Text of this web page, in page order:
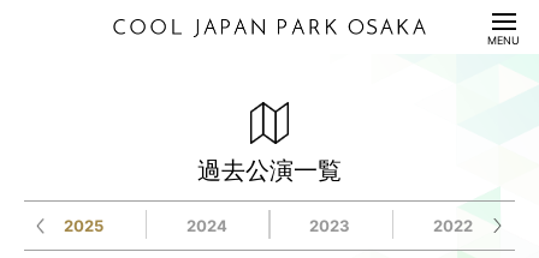
MENU
HOME
配信セット STREAMING
過去公演一覧
2025 2024 2023 2022
森ノ宮よしもと漫才劇場【2025年10月公演】
公式ホームページをご覧ください
お問い合わせは
ガクテンソク×Dr.ハインリッヒ×金属バット スリー
マンライブ「ガクハイ金」
2025年10月31日（金）18:30開演
詳しくはこちらをご覧ください
家でやりなはれ！in TTホール
2025年10月30日（木）19:30開演
詳しくは こちらをご覧ください
M-1グランプリ 予選 3回戦
2025年10月27日（月）17:00開演
2025年10月28日（火）17:00開演
アキナ×すゑひろがりず in 大阪
2025年11月14日（金）18:30開演
詳しくは こちらをご覧ください
舞台『忘却バッテリー』
2025年10月25日（土）13:00/18:00開演
2025年10月26日（日）13:00/18:00開演
2025年10月26日（日）15:00/18:00開演
詳しくは こちらをご覧ください
舞台「いつかアイツに会いに行く」
2025年10月25日（土）13:00開演
詳しくは こちらをご覧ください
tayori LIVE TOUR “magic”
2025年10月19日（日）17:00開演
詳しくは こちらをご覧ください
ジャルジャル コントライブツアー『ファをぬかない
2025年10月15日（水）19:00開演
2025年10月16日（木）19:00開演